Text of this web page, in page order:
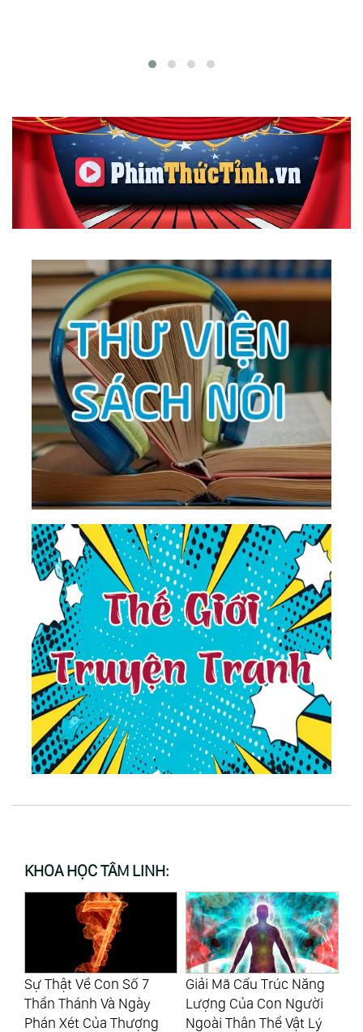
KHOA HỌC TÂM LINH:
Sự Thật Về Con Số 7
Thần Thánh Và Ngày
Phán Xét Của Thượng
Giải Mã Cấu Trúc Năng
Lượng Của Con Người
Ngoài Thân Thể Vật Lý